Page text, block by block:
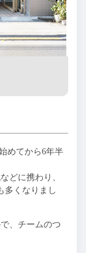
めてから6年半
どに携わり、
多くなりまし
、チームのつ